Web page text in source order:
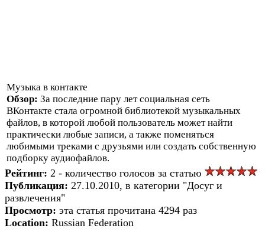
Музыка в контакте
Обзор: За последние пару лет социальная сеть
ВКонтакте стала огромной библиотекой музыкальных
файлов, в которой любой пользователь может найти
практически любые записи, а также поменяться
любимыми треками с друзьями или создать собственную
подборку аудиофайлов.
Рейтинг: 2 - количество голосов за статью
Публикация: 27.10.2010, в категории "Досуг и
развлечения"
Просмотр: эта статья прочитана 4294 раз
Location: Russian Federation